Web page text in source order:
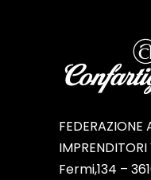
FEDERAZIONE
Fermi,134 –